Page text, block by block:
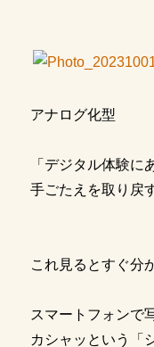
アナログ化型
「デジタル体験に
手ごたえを取り戻
これ見るとすぐ分
スマートフォンで
カシャッという「